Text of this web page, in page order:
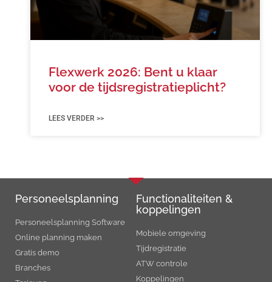
Flexwerk 2026: Bent u klaar
voor de tijdsregistratieplicht?
LEES VERDER >>
Personeels­planning
Personeelsplanning Software
Online planning maken
Gratis demo
Branches
Functionaliteiten &
koppelingen
Mobiele omgeving
Tijdregistratie
ATW controle
Koppelingen